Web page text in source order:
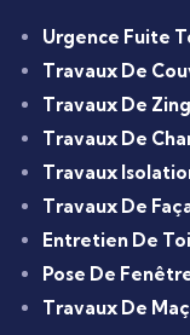
Urgence Fuite
Travaux De
Travaux De
Travaux De
Travaux
Travaux De
Entretien De
Pose De
Travaux De